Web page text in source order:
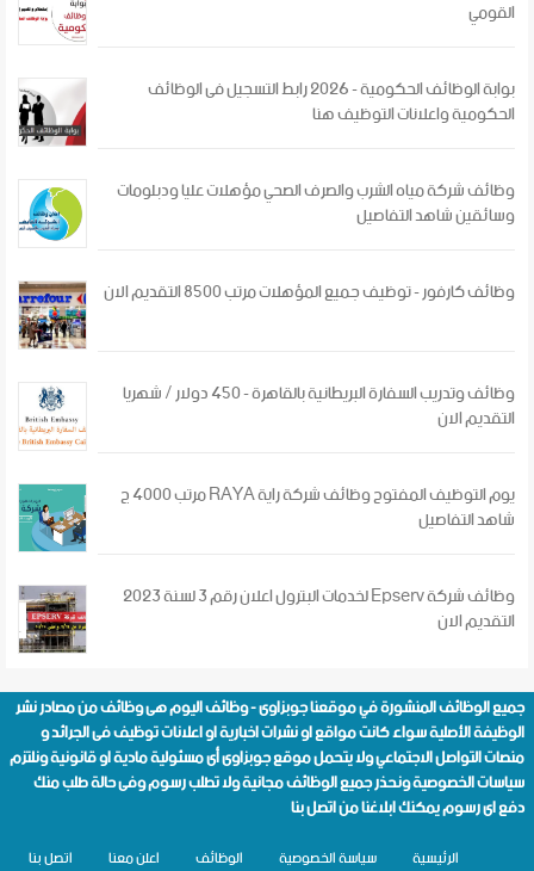
القومي
بوابة الوظائف الحكومية - 2026 رابط التسجيل فى الوظائف
الحكومية واعلانات التوظيف هنا
وظائف شركة مياه الشرب والصرف الصحي مؤهلات عليا ودبلومات
وسائقين شاهد التفاصيل
وظائف كارفور - توظيف جميع المؤهلات مرتب 8500 التقديم الان
وظائف وتدريب السفارة البريطانية بالقاهرة - 450 دولار / شهريا
التقديم الان
يوم التوظيف المفتوح وظائف شركة راية RAYA مرتب 4000 ج
شاهد التفاصيل
وظائف شركة Epserv لخدمات البترول اعلان رقم 3 لسنة 2023
التقديم الان
جميع الوظائف المنشورة في موقعناجوبزاوى - وظائف اليومهى وظائف من مصادر نشر
الوظيفة الأصلية سواء كانت مواقع او نشرات اخبارية او اعلانات توظيف فى الجرائد و
منصات التواصل الاجتماعي ولا يتحمل موقع جوبزاوى أى مسئولية مادية او قانونية ونلتزم
سياسات الخصوصيةونحذر جميع الوظائف مجانية ولا تطلب رسوم وفى حالة طلب منك
دفع اى رسوم يمكنك ابلاغنا مناتصل بنا
الرئيسية سياسة الخصوصية الوظائف اعلن معنا اتصل بنا